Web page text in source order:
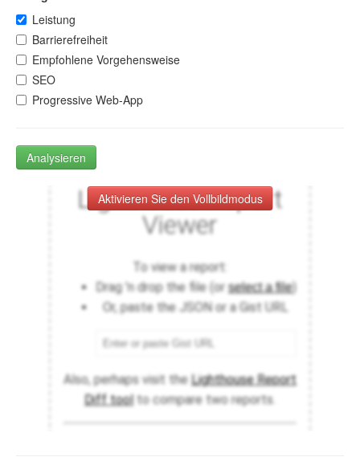
Leistung
Barrierefreiheit
Empfohlene Vorgehensweise
SEO
Progressive Web-App
Analysieren
Aktivieren Sie den Vollbildmodus